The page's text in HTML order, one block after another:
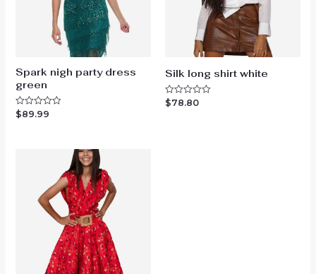
Spark nigh party dress
green
Rated
0
$89.99
Silk long shirt white
Rated
0
$78.80